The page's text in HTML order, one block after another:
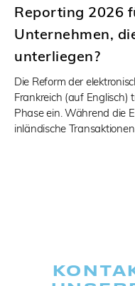
Reporting 2026
Unternehmen,
unterliegen?
Die Reform der
Frankreich (auf Englisch)
Phase ein. Während die
inländische